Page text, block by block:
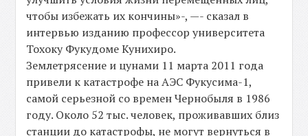
чтобы избежать их кончины»-, —- сказал в
интервью изданию профессор университета
Тохоку Фукудоме Кунихиро.
Землетрясение и цунами 11 марта 2011 года
привели к катастрофе на АЭС Фукусима-1,
самой серьезной со времен Чернобыля в 1986
году. Около 52 тыс. человек, проживавших близ
станции до катастрофы, не могут вернуться в